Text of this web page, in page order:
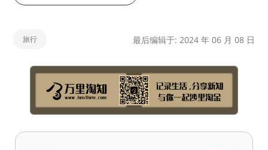
旅行 最后编辑于: 2024 年 06 月 08 日